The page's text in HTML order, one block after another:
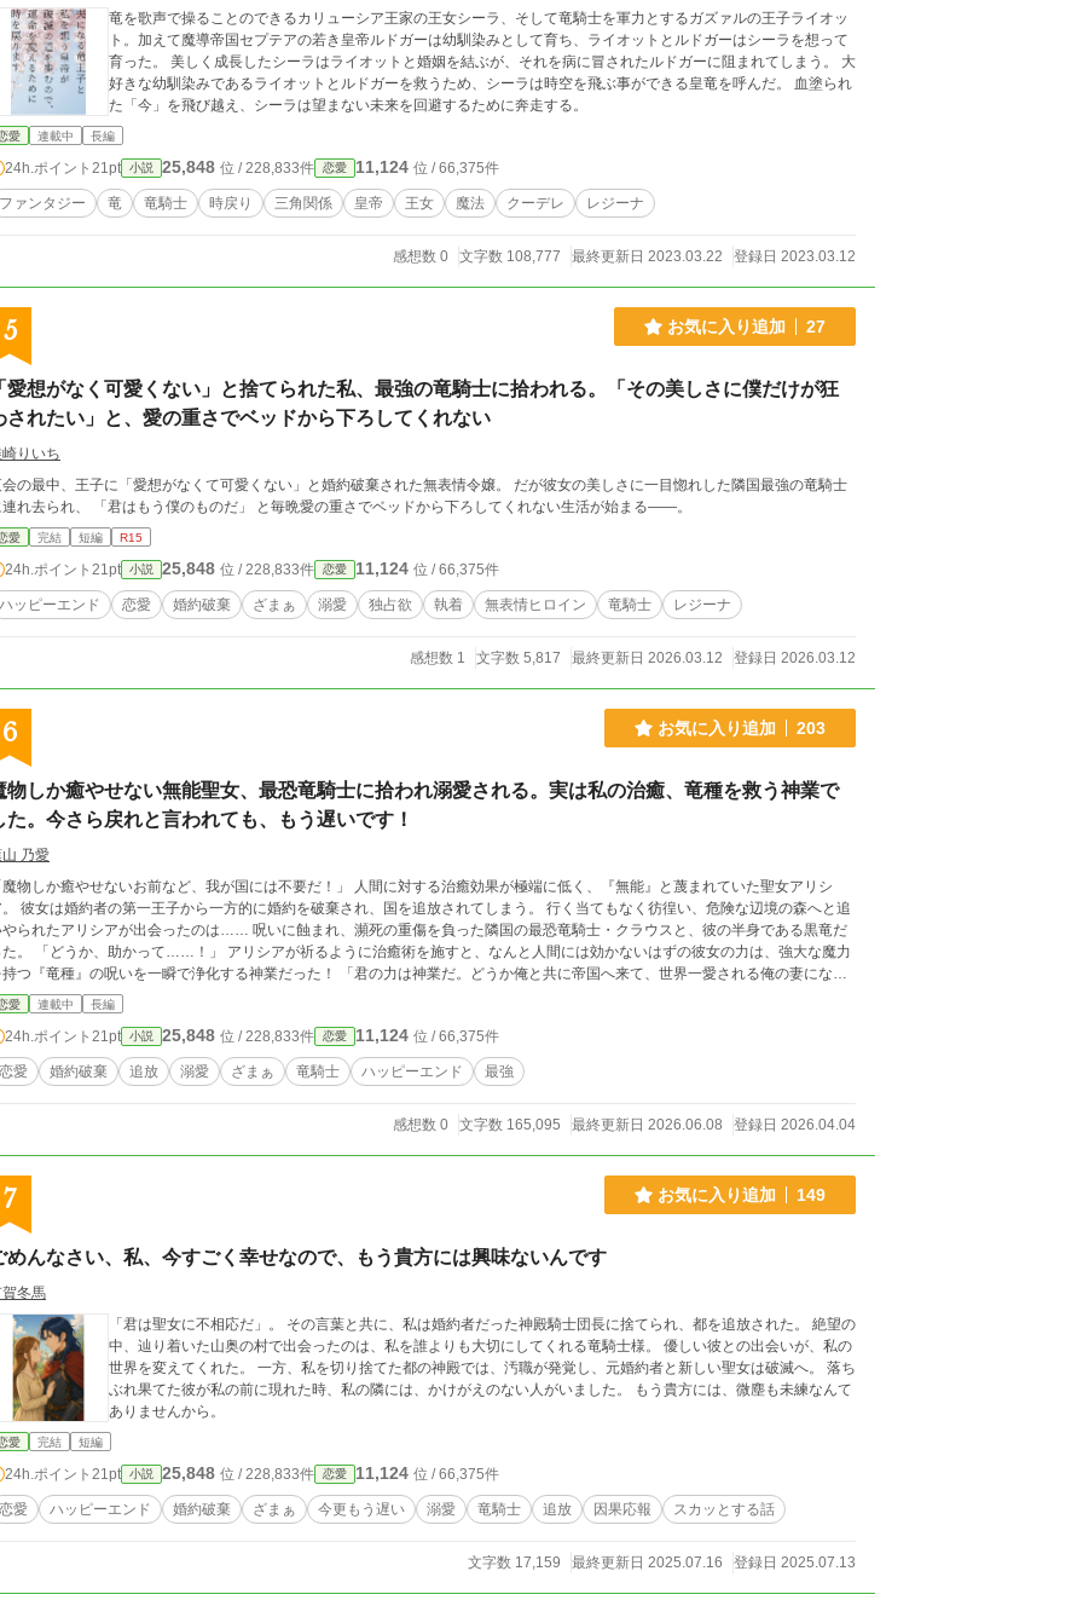
竜を歌声で操ることのできるカリューシア王家の王女シーラ、そして竜騎士を軍力とするガズァルの王子ライオッ
ト。加えて魔導帝国セプテアの若き皇帝ルドガーは幼馴染みとして育ち、ライオットとルドガーはシーラを想って
育った。 美しく成長したシーラはライオットと婚姻を結ぶが、それを病に冒されたルドガーに阻まれてしまう。 大
好きな幼馴染みであるライオットとルドガーを救うため、シーラは時空を飛ぶ事ができる皇竜を呼んだ。 血塗られ
た「今」を飛び越え、シーラは望まない未来を回避するために奔走する。
愛 連載中 長編
24h.ポイント 21pt 小説 25,848 位 / 228,833件 恋愛 11,124 位 / 66,375件
ファンタジー 竜 竜騎士 時戻り 三角関係 皇帝 王女 魔法 クーデレ レジーナ
感想数 0 文字数 108,777 最終更新日 2023.03.22 登録日 2023.03.12
5 お気に入り追加 27
愛想がなく可愛くない」と捨てられた私、最強の竜騎士に拾われる。「その美しさに僕だけが狂
されたい」と、愛の重さでベッドから下ろしてくれない
りいち
の最中、王子に「愛想がなくて可愛くない」と婚約破棄された無表情令嬢。 だが彼女の美しさに一目惚れした隣国最強の竜騎士
れ去られ、 「君はもう僕のものだ」 と毎晩愛の重さでベッドから下ろしてくれない生活が始まる——。
愛 完結 短編 R15
24h.ポイント 21pt 小説 25,848 位 / 228,833件 恋愛 11,124 位 / 66,375件
ハッピーエンド 恋愛 婚約破棄 ざまぁ 溺愛 独占欲 執着 無表情ヒロイン 竜騎士 レジーナ
感想数 1 文字数 5,817 最終更新日 2026.03.12 登録日 2026.03.12
6 お気に入り追加 203
物しか癒やせない無能聖女、最恐竜騎士に拾われ溺愛される。実は私の治癒、竜種を救う神業で
た。今さら戻れと言われても、もう遅いです！
乃愛
しか癒やせないお前など、我が国には不要だ！」 人間に対する治癒効果が極端に低く、『無能』と蔑まれていた聖女アリシ
う。 行く当てもなく彷徨い、危険な辺境の森へと追
たアリシアが出会ったのは…… 呪いに蝕まれ、瀕死の重傷を負った隣国の最恐竜騎士・クラウスと、彼の半身である黒竜だ
ように治癒術を施すと、なんと人間には効かないはずの彼女の力は、強大な魔力
『竜種』の呪いを一瞬で浄化する神業だった！ 「君の力は神業だ。どうか俺と共に帝国へ来て、世界一愛される俺の妻になっ
命を救われたクラウスはアリシアを溺愛し、彼女を強大な隣国・ガルディア帝国へと迎え入れる。 最強の騎士と竜
から過保護なまでに愛され、アリシアは初めて自分の本当の価値と幸せを見つけていく。 一方その頃、アリシアを追放した祖国
に立たされていた。 実は、国を魔物の脅威から守る強固な結界を陰ながら維持していたのは、他でもないアリシアだった
王子たちは慌ててアリシアに泣きついてくるが……。 「今さら戻れと言われても、もう遅い
私はここで、愛する人たちと幸せに生きていきますから」 これは、不遇な扱いを受けていた心優しい無能聖女が、最強の竜騎
愛 連載中 長編
24h.ポイント 21pt 小説 25,848 位 / 228,833件 恋愛 11,124 位 / 66,375件
恋愛 婚約破棄 追放 溺愛 ざまぁ 竜騎士 ハッピーエンド 最強
感想数 0 文字数 165,095 最終更新日 2026.06.08 登録日 2026.04.04
7 お気に入り追加 149
めんなさい、私、今すごく幸せなので、もう貴方には興味ないんです
冬馬
「君は聖女に不相応だ」。 その言葉と共に、私は婚約者だった神殿騎士団長に捨てられ、都を追放された。 絶望の
中、辿り着いた山奥の村で出会ったのは、私を誰よりも大切にしてくれる竜騎士様。 優しい彼との出会いが、私の
世界を変えてくれた。 一方、私を切り捨てた都の神殿では、汚職が発覚し、元婚約者と新しい聖女は破滅へ。 落ち
ぶれ果てた彼が私の前に現れた時、私の隣には、かけがえのない人がいました。 もう貴方には、微塵も未練なんて
ありませんから。
愛 完結 短編
24h.ポイント 21pt 小説 25,848 位 / 228,833件 恋愛 11,124 位 / 66,375件
恋愛 ハッピーエンド 婚約破棄 ざまぁ 今更もう遅い 溺愛 竜騎士 追放 因果応報 スカッとする話
文字数 17,159 最終更新日 2025.07.16 登録日 2025.07.13